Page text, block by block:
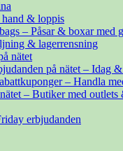
hand & loppis
– Påsar & boxar med
& lagerrensning
nätet
på nätet – Idag
– Handla
– Butiker med
erbjudanden